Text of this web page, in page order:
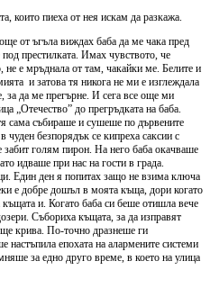
пиеха от нея искам да разкажа.
от ъгъла виждах баба да ме чака пред
престилката. Имах чувството, че
не е мръднала от там, чакайки ме. Белите и
и затова тя никога не ми е изглеждала
да ме прегърне. И сега все още ми
„Отечество” до прегръдката на баба.
сама събираше и сушеше по дървените
безпорядък се кипреха саксии с
голям пирон. На него баба окачваше
идваше при нас на гости в града.
Един ден я попитах защо не взима ключа
е добре дошъл в моята къща, дори когато
и. Когато баба си беше отишла вече
Събориха къщата, за да изправят
крива. По-точно дразнеше ги
настъпила епохата на алармените системи
за едно друго време, в което на улица